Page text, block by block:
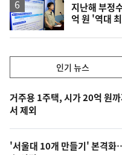
지난해 부정
억 원 '역대
기,
최
신,
오
인기 뉴스
기
뉴
스
거주용 1주택, 시가 20억 원
서 제외
'서울대 10개 만들기' 본격화